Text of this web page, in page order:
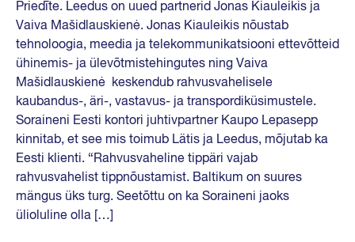
Priedīte. Leedus on uued partnerid Jonas Kiauleikis ja
Vaiva Mašidlauskienė. Jonas Kiauleikis nõustab
tehnoloogia, meedia ja telekommunikatsiooni ettevõtteid
ühinemis- ja ülevõtmistehingutes ning Vaiva
Mašidlauskienė keskendub rahvusvahelisele
kaubandus-, äri-, vastavus- ja transpordiküsimustele.
Soraineni Eesti kontori juhtivpartner Kaupo Lepasepp
kinnitab, et see mis toimub Lätis ja Leedus, mõjutab ka
Eesti klienti. “Rahvusvaheline tippäri vajab
rahvusvahelist tippnõustamist. Baltikum on suures
mängus üks turg. Seetõttu on ka Soraineni jaoks
ülioluline olla […]